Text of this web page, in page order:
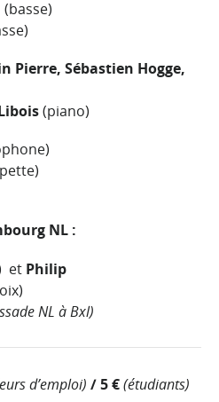
(basse)
Pierre, Sébastien Hogge,
(piano)
NL :
et Philip
NL à Bxl)
d’emploi) / 5 €(étudiants)